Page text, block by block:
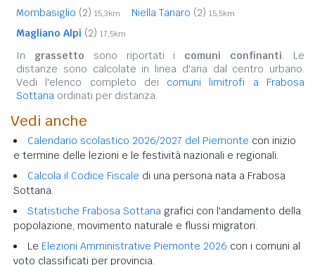
Mombasiglio (2) 15,3km Niella Tanaro (2) 15,5km
Magliano Alpi (2) 17,5km
In grassetto sono riportati i comuni confinanti. Le
distanze sono calcolate in linea d'aria dal centro urbano.
Vedi l'elenco completo dei comuni limitrofi a Frabosa
Sottana ordinati per distanza.
Vedi anche
Calendario scolastico 2026/2027 del Piemonte con inizio
e termine delle lezioni e le festività nazionali e regionali.
Calcola il Codice Fiscale di una persona nata a Frabosa
Sottana.
Statistiche Frabosa Sottana grafici con l'andamento della
popolazione, movimento naturale e flussi migratori.
Le Elezioni Amministrative Piemonte 2026 con i comuni al
voto classificati per provincia.